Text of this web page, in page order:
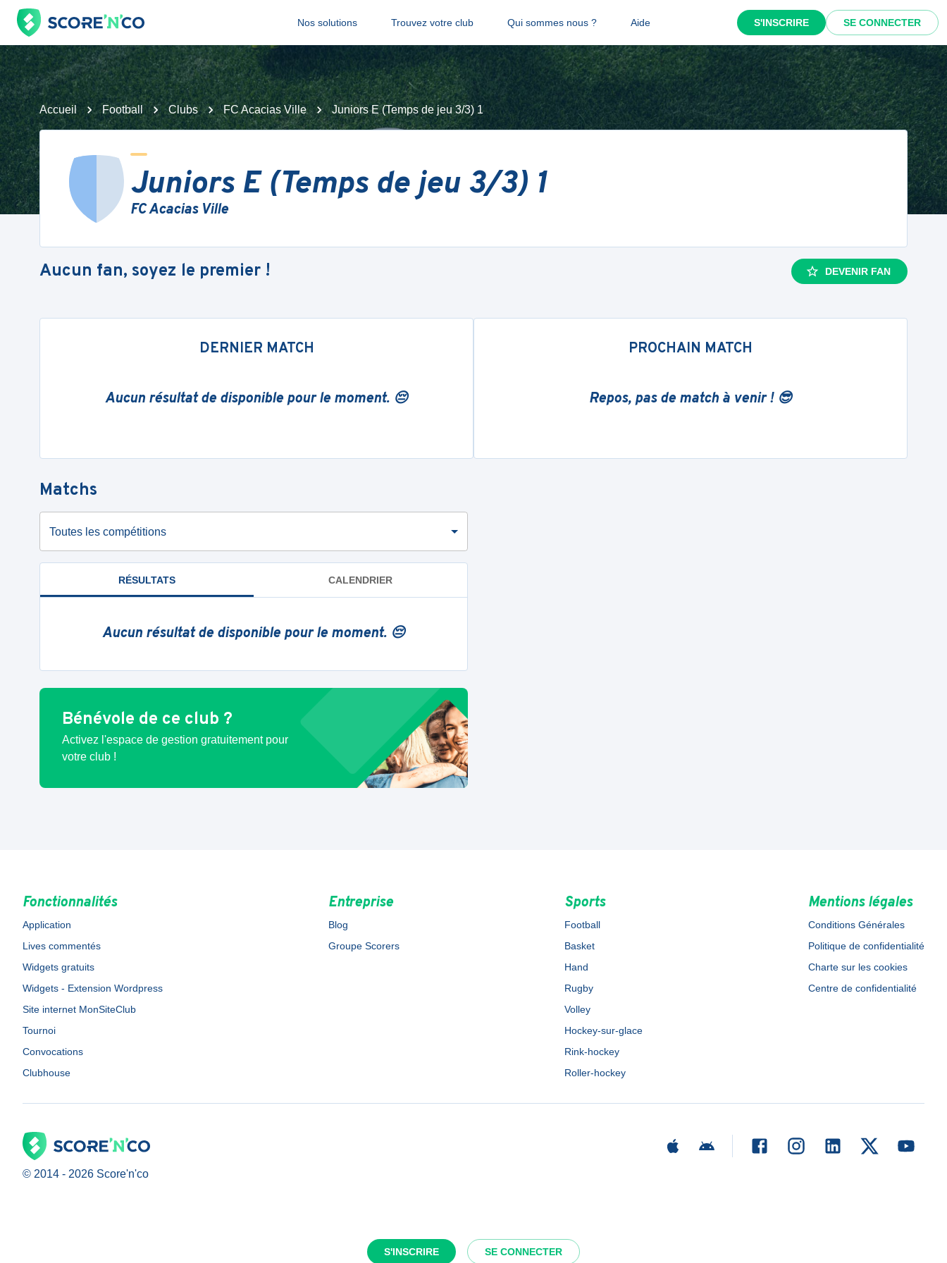
Nos solutions Trouvez votre club Qui sommes nous ? Aide S'INSCRIRE SE CONNECTER
S'INSCRIRE SE CONNECTER
Accueil Football Clubs FC Acacias Ville Juniors E (Temps de jeu 3/3) 1
Juniors E (Temps de jeu 3/3) 1
FC Acacias Ville
Aucun fan, soyez le premier ! DEVENIR FAN
DERNIER MATCH
Aucun résultat de disponible pour le moment. 😔
PROCHAIN MATCH
Repos, pas de match à venir ! 😎
Matchs
Toutes les compétitions
RÉSULTATS CALENDRIER
Aucun résultat de disponible pour le moment. 😔
Bénévole de ce club ?
Activez l'espace de gestion gratuitement pour
votre club !
Fonctionnalités
Application
Lives commentés
Widgets gratuits
Widgets - Extension Wordpress
Site internet MonSiteClub
Tournoi
Convocations
Clubhouse
Entreprise
Blog
Groupe Scorers
Sports
Football
Basket
Hand
Rugby
Volley
Hockey-sur-glace
Rink-hockey
Roller-hockey
Mentions légales
Conditions Générales
Politique de confidentialité
Charte sur les cookies
Centre de confidentialité
© 2014 - 2026 Score'n'co